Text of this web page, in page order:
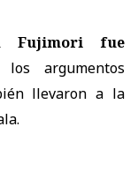
Fujimori fue
argumentos
llevaron a la